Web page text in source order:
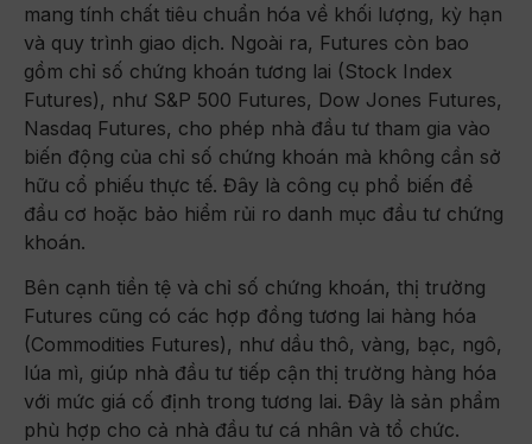
mang tính chất tiêu chuẩn hóa về khối lượng, kỳ hạn
và quy trình giao dịch. Ngoài ra, Futures còn bao
gồm chỉ số chứng khoán tương lai (Stock Index
Futures), như S&P 500 Futures, Dow Jones Futures,
Nasdaq Futures, cho phép nhà đầu tư tham gia vào
biến động của chỉ số chứng khoán mà không cần sở
hữu cổ phiếu thực tế. Đây là công cụ phổ biến để
đầu cơ hoặc bảo hiểm rủi ro danh mục đầu tư chứng
khoán.
Bên cạnh tiền tệ và chỉ số chứng khoán, thị trường
Futures cũng có các hợp đồng tương lai hàng hóa
(Commodities Futures), như dầu thô, vàng, bạc, ngô,
lúa mì, giúp nhà đầu tư tiếp cận thị trường hàng hóa
với mức giá cố định trong tương lai. Đây là sản phẩm
phù hợp cho cả nhà đầu tư cá nhân và tổ chức.